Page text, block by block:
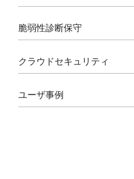
m
脆弱性診断保守
クラウドセキュリティ
ユーザ事例